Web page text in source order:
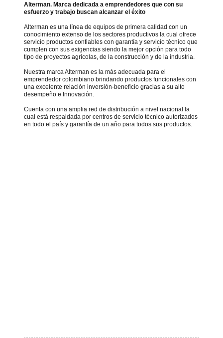
Alterman. Marca dedicada a emprendedores que con su
esfuerzo y trabajo buscan alcanzar el éxito
Alterman es una línea de equipos de primera calidad con un
conocimiento extenso de los sectores productivos la cual ofrece
servicio productos confiables con garantía y servicio técnico que
cumplen con sus exigencias siendo la mejor opción para todo
tipo de proyectos agrícolas, de la construcción y de la industria.
Nuestra marca Alterman es la más adecuada para el
emprendedor colombiano brindando productos funcionales con
una excelente relación inversión-beneficio gracias a su alto
desempeño e Innovación.
Cuenta con una amplia red de distribución a nivel nacional la
cual está respaldada por centros de servicio técnico autorizados
en todo el país y garantía de un año para todos sus productos.